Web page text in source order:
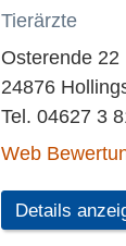
Tierärzte
Osterende 22
24876
Tel. 04627 3
Web
Details